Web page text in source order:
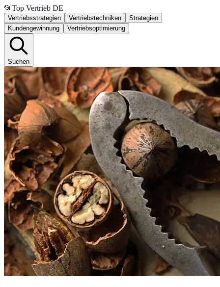
📂 Top Vertrieb DE
Vertriebsstrategien Vertriebstechniken
Strategien
Kundengewinnung
Vertriebsoptimierung
Suchen